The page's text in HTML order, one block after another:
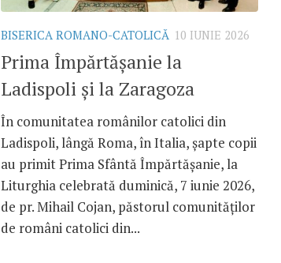
BISERICA ROMANO-CATOLICĂ 10 IUNIE 2026
Prima Împărtășanie la
Ladispoli și la Zaragoza
În comunitatea românilor catolici din
Ladispoli, lângă Roma, în Italia, șapte copii
au primit Prima Sfântă Împărtășanie, la
Liturghia celebrată duminică, 7 iunie 2026,
de pr. Mihail Cojan, păstorul comunităților
de români catolici din...